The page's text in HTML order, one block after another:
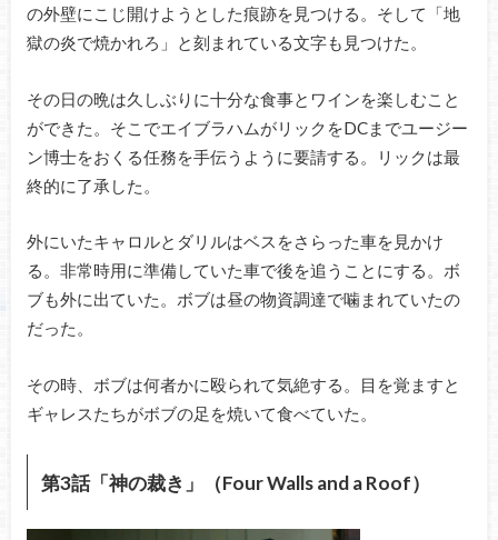
の外壁にこじ開けようとした痕跡を見つける。そして「地
獄の炎で焼かれろ」と刻まれている文字も見つけた。
その日の晩は久しぶりに十分な食事とワインを楽しむこと
ができた。そこでエイブラハムがリックをDCまでユージー
ン博士をおくる任務を手伝うように要請する。リックは最
終的に了承した。
外にいたキャロルとダリルはベスをさらった車を見かけ
る。非常時用に準備していた車で後を追うことにする。ボ
ブも外に出ていた。ボブは昼の物資調達で噛まれていたの
だった。
その時、ボブは何者かに殴られて気絶する。目を覚ますと
ギャレスたちがボブの足を焼いて食べていた。
第3話「神の裁き」（Four Walls and a Roof）